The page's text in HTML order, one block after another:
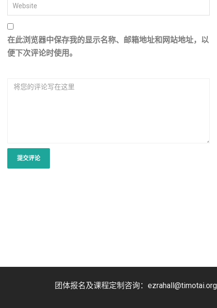
在此浏览器中保存我的显示名称、邮箱地址和网站地址，以
便下次评论时使用。
团体报名及课程定制咨询：ezrahall@timotai.org